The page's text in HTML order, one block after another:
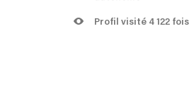
Profil visité 4 122 fois